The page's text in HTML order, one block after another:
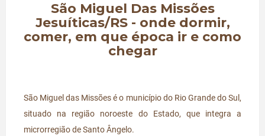
São Miguel Das Missões
Jesuíticas/RS - onde dormir,
comer, em que época ir e como
chegar
São Miguel das Missões é o município do Rio Grande do Sul,
situado na região noroeste do Estado, que integra a
microrregião de Santo Ângelo.